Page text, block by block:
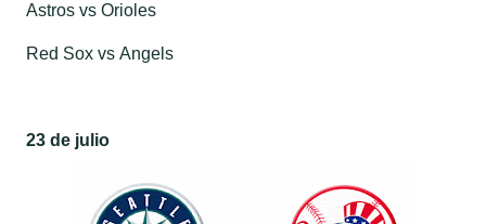
Astros vs Orioles
Red Sox vs Angels
23 de julio